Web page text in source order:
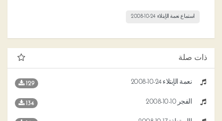
استماع نعمة الإبتلاء 24-10-2008
ذات صلة
نعمة الإبتلاء 24-10-2008 129
الفجر 10-10-2008 134